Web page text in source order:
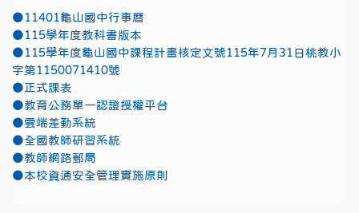
●11401龜山國中行事曆
●115學年度教科書版本
●115學年度龜山國中課程計畫核定文號115年7月31日桃教小
字第1150071410號
●正式課表
●教育公務單一認證授權平台
●雲端差勤系統
●全國教師研習系統
●教師網路郵局
●本校資通安全管理實施原則